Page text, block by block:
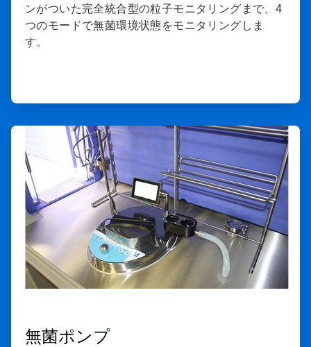
ンがついた完全統合型の粒子モニタリングまで、4
つのモードで無菌環境状態をモニタリングしま
す。
ArticleTile
無菌ポンプ